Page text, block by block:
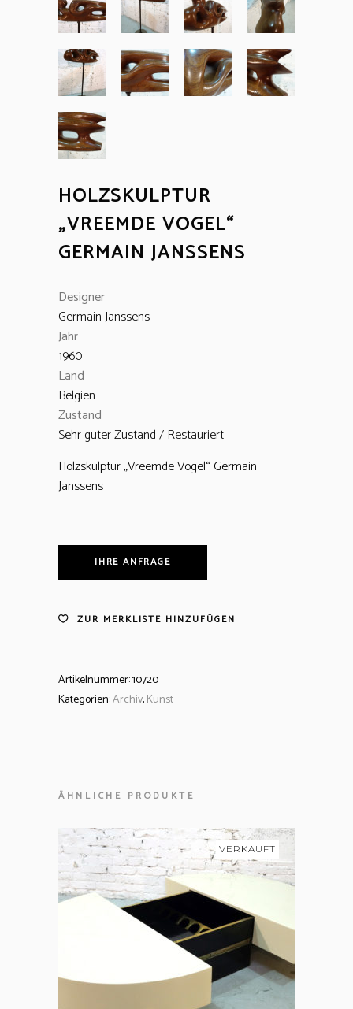
HOLZSKULPTUR
„VREEMDE VOGEL“
GERMAIN JANSSENS
Designer
Germain Janssens
Jahr
1960
Land
Belgien
Zustand
Sehr guter Zustand / Restauriert
Holzskulptur „Vreemde Vogel“ Germain
Janssens
IHRE ANFRAGE
ZUR MERKLISTE HINZUFÜGEN
Artikelnummer:10720
Kategorien:Archiv,Kunst
ÄHNLICHE PRODUKTE
VERKAUFT